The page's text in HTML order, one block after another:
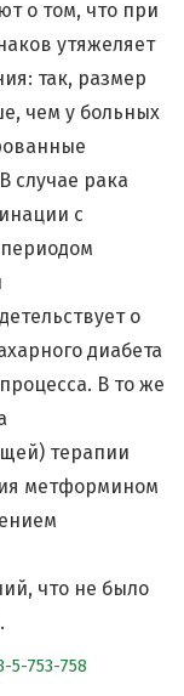
о том, что при
утяжеляет
так, размер
чем у больных
случае рака
с
о
диабета
В то же
терапии
метформином
что не было
5-753-758